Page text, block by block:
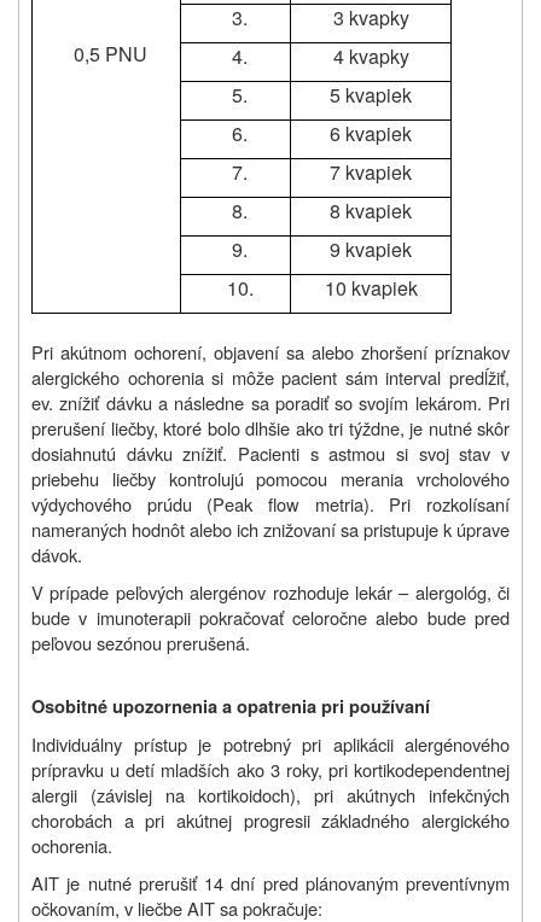
0,5 PNU
3.
3 kvapky
4.
4 kvapky
5.
5 kvapiek
6.
6 kvapiek
7.
7 kvapiek
8.
8 kvapiek
9.
9 kvapiek
10.
10 kvapiek
Pri akútnom ochorení, objavení sa alebo zhoršení príznakov
alergického ochorenia si môže pacient sám interval predĺžiť,
ev. znížiť dávku a následne sa poradiť so svojím lekárom. Pri
prerušení liečby, ktoré bolo dlhšie ako tri týždne, je nutné skôr
dosiahnutú dávku znížiť. Pacienti s astmou si svoj stav v
priebehu liečby kontrolujú pomocou merania vrcholového
výdychového prúdu (Peak flow metria). Pri rozkolísaní
nameraných hodnôt alebo ich znižovaní sa pristupuje k úprave
dávok.
V prípade peľových alergénov rozhoduje lekár – alergológ, či
bude v imunoterapii pokračovať celoročne alebo bude pred
peľovou sezónou prerušená.
Osobitné upozornenia a opatrenia pri používaní
Individuálny prístup je potrebný pri aplikácii alergénového
prípravku u detí mladších ako 3 roky, pri kortikodependentnej
alergii (závislej na kortikoidoch), pri akútnych infekčných
chorobách a pri akútnej progresii základného alergického
ochorenia.
AIT je nutné prerušiť 14 dní pred plánovaným preventívnym
očkovaním, v liečbe AIT sa pokračuje: